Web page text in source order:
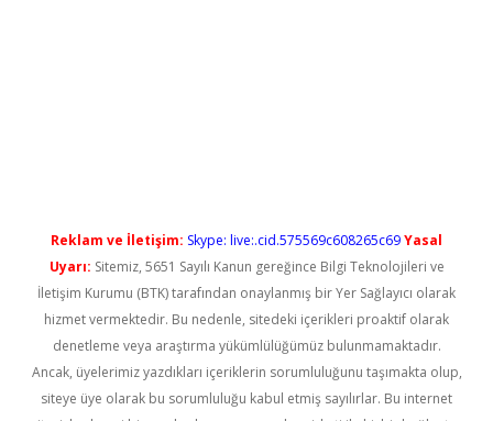
Reklam ve İletişim: Skype: live:.cid.575569c608265c69Yasal
Uyarı: Sitemiz, 5651 Sayılı Kanun gereğince Bilgi Teknolojileri ve
İletişim Kurumu (BTK) tarafından onaylanmış bir Yer Sağlayıcı olarak
hizmet vermektedir. Bu nedenle, sitedeki içerikleri proaktif olarak
denetleme veya araştırma yükümlülüğümüz bulunmamaktadır.
Ancak, üyelerimiz yazdıkları içeriklerin sorumluluğunu taşımakta olup,
siteye üye olarak bu sorumluluğu kabul etmiş sayılırlar. Bu internet